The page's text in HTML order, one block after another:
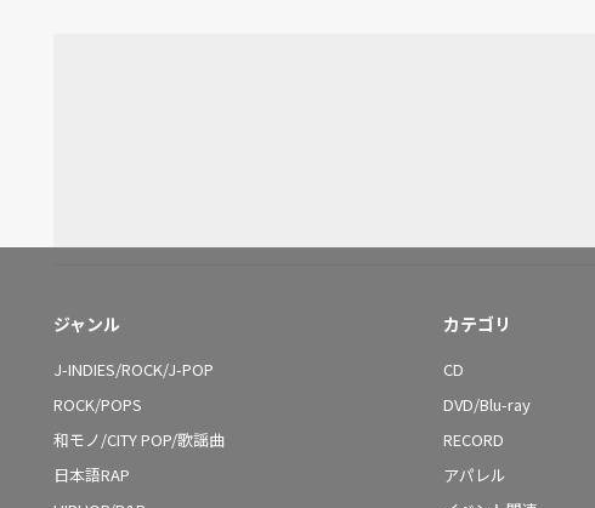
ジャンル
J-INDIES/ROCK/J-POP
ROCK/POPS
和モノ/CITY POP/歌謡曲
日本語RAP
カテゴリ
CD
DVD/Blu-ray
RECORD
アパレル